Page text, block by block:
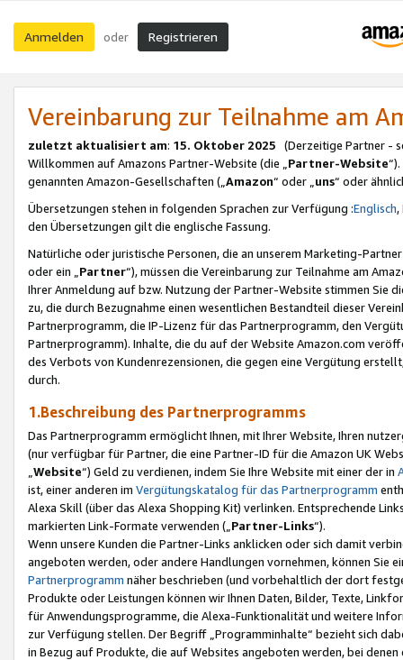
Anmelden oder Registrieren
Vereinbarung zur Teilnahme am
zuletzt aktualisiert am: 15. Oktober 2025 (Derzeitige Partner -
Willkommen auf Amazons Partner-Website (die „Partner-Website
genannten Amazon-Gesellschaften („Amazon“ oder „uns“ oder
Übersetzungen stehen in folgenden Sprachen zur Verfügung :Englisch,
den Übersetzungen gilt die englische Fassung.
Natürliche oder juristische Personen, die an unserem Marketing-
oder ein „Partner“), müssen die Vereinbarung zur Teilnahme am
Ihrer Anmeldung auf bzw. Nutzung der Partner-Website stimmen Sie
zu, die durch Bezugnahme einen wesentlichen Bestandteil dieser
Partnerprogramm, die IP-Lizenz für das Partnerprogramm, den
Partnerprogramm). Inhalte, die du auf der Website Amazon.com
des Verbots von Kundenrezensionen, die gegen eine Vergütung
durch.
1.Beschreibung des Partnerprogramms
Das Partnerprogramm ermöglicht Ihnen, mit Ihrer Website, Ihren
(nur verfügbar für Partner, die eine Partner-ID für die Amazon UK
Website“) Geld zu verdienen, indem Sie Ihre Website mit einer der in
ist, einer anderen im Vergütungskatalog für das Partnerprogramm
Alexa Skill (über das Alexa Shopping Kit) verlinken. Entsprechende
markierten Link-Formate verwenden („ Partner-Links“).
Wenn unsere Kunden die Partner-Links anklicken oder sich damit
angeboten werden, oder andere Handlungen vornehmen, können Sie
Partnerprogramm näher beschrieben (und vorbehaltlich der dort
Produkte oder Leistungen können wir Ihnen Daten, Bilder, Texte,
für Anwendungsprogramme, die Alexa-Funktionalität und weitere
zur Verfügung stellen. Der Begriff „Programminhalte“ bezieht sich
in Bezug auf Produkte, die auf Websites angeboten werden, bei